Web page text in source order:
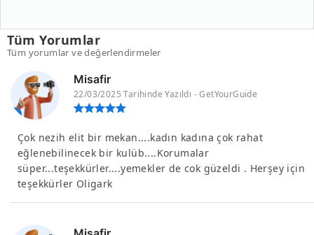
Tüm Yorumlar
Tüm yorumlar ve değerlendirmeler
Misafir
22/03/2025 Tarihinde Yazıldı - GetYourGuide
Çok nezih elit bir mekan....kadın kadına çok rahat
eğlenebilinecek bir kulüb....Korumalar
süper...teşekkürler....yemekler de cok güzeldi . Herşey için
teşekkürler Oligark